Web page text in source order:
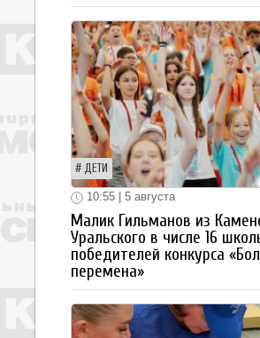
ДЕТИ
10:55 | 5 августа
Малик Гильманов из
Уральского в числе 16
победителей конкурса
перемена»